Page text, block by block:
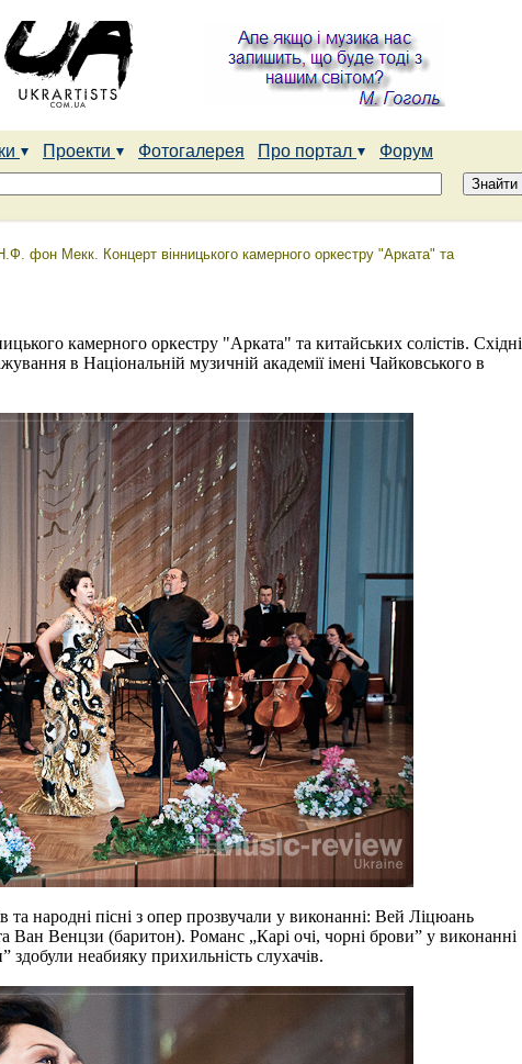
Проекти Фотогалерея Про портал
Форум
фон Мекк. Концерт вінницького камерного оркестру "Арката" та
камерного оркестру "Арката" та китайських солістів. Східні
в Національній музичній академії імені Чайковського в
та народні пісні з опер прозвучали у виконанні: Вей Ліцюань
Венцзи (баритон). Романс „Карі очі, чорні брови” у виконанні
неабияку прихильність слухачів.